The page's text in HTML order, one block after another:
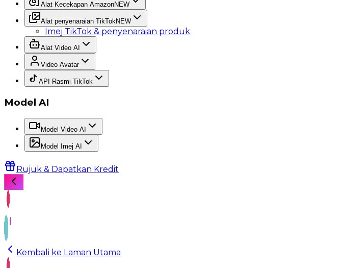
Alat Kecekapan AmazonNEW
Alat penyenaraian TikTokNEW
Imej TikTok & penyenaraian produk
Alat Video AI
Video Avatar
API Rasmi TikTok
Model AI
Model Video AI
Model Imej AI
Rujuk & Dapatkan Kredit
Kembali ke Laman Utama